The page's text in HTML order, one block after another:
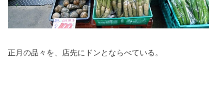
正月の品々を、店先にドンとならべている。